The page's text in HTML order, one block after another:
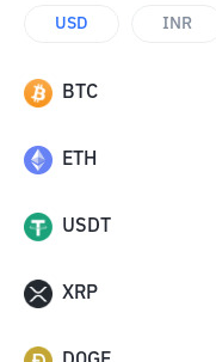
USD INR
BTC
ETH
USDT
XRP